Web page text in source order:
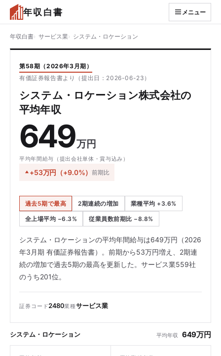
年収白書 メニュー
年収白書 サービス業 システム・ロケーション
第58期（2026年3月期）
有価証券報告書より（提出日：2026-06-23）
システム・ロケーション株式会社の
平均年収
649万円
平均年間給与（提出会社単体・賞与込み）
+53万円（+9.0%）前期比
過去5期で最高 2期連続の増加 業種平均 +3.6%
全上場平均 −6.3% 従業員数前期比 −8.8%
システム・ロケーションの平均年間給与は649万円（2026
年3月期 有価証券報告書）。前期から53万円増え、2期連
続の増加で過去5期の最高を更新した。サービス業559社
のうち201位。
証券コード2480業種サービス業
システム・ロケーション 平均年収 649万円